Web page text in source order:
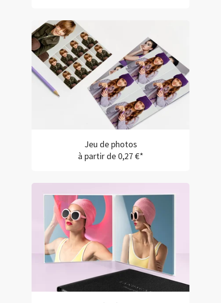
Jeu de photos
à partir de 0,27 €*